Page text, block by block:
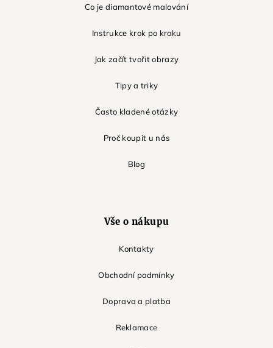
Co je diamantové malování
Instrukce krok po kroku
Jak začít tvořit obrazy
Tipy a triky
Často kladené otázky
Proč koupit u nás
Blog
Vše o nákupu
Kontakty
Obchodní podmínky
Doprava a platba
Reklamace